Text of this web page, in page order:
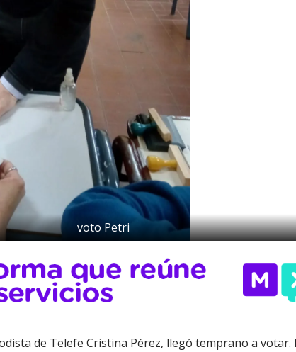
voto Petri
de Telefe Cristina Pérez, llegó temprano a